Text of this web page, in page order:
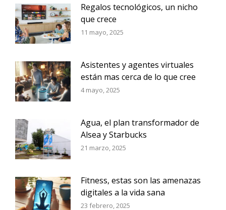
Regalos tecnológicos, un nicho
que crece
11 mayo, 2025
Asistentes y agentes virtuales
están mas cerca de lo que cree
4 mayo, 2025
Agua, el plan transformador de
Alsea y Starbucks
21 marzo, 2025
Fitness, estas son las amenazas
digitales a la vida sana
23 febrero, 2025